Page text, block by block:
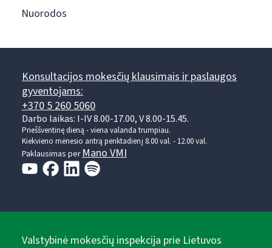
Nuorodos
Konsultacijos mokesčių klausimais ir paslaugos
gyventojams:
+370 5 260 5060
Darbo laikas: I-IV 8.00-17.00, V 8.00-15.45.
Prieššventinę dieną - viena valanda trumpiau.
Kiekvieno mėnesio antrą penktadienį 8.00 val. - 12.00 val.
Paklausimas perMano VMI
Valstybinė mokesčių inspekcija prie Lietuvos